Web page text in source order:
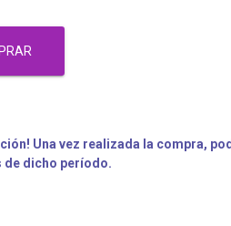
Una vez realizada la compra,
de dicho período.